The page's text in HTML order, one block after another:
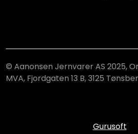
© Aanonsen Jernvarer AS 2025,
MVA, Fjordgaten 13 B, 3125
Gurusoft